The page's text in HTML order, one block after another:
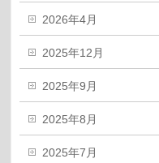
2026年4月
2025年12月
2025年9月
2025年8月
2025年7月